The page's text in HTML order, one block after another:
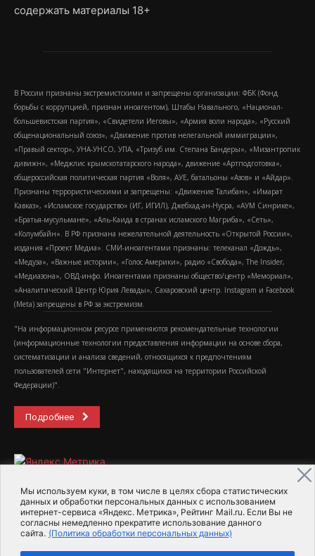
Мы используем куки, в том числе в целях сбора статистических
данных и обработки персональных данных с использованием
интернет-сервиса «Яндекс. Метрика», Рейтинг Mail.ru. Если Вы не
согласны немедленно прекратите использование данного
сайта. (Политика обработки персональных данных)
содержать материалы 18+
В России признаны экстремистскими и запрещены организации: ФБК (Фонд
борьбы с коррупцией, признан иноагентом), Штабы Навального, «Национал-
большевистская партия», «Свидетели Иеговы», «Армия воли народа», «Русский
общенациональный союз», «Движение против нелегальной иммиграции»,
«Правый сектор», УНА-УНСО, УПА, «Тризуб им. Степана Бандеры», «Мизантропик
дивижн», «Меджлис крымскотатарского народа», движение «Артподготовка»,
общероссийская политическая партия «Воля», АУЕ, батальоны «Азов» и «Айдар».
Признаны террористическими и запрещены: «Движение Талибан», «Имарат
Кавказ», «Исламское государство» (ИГ, ИГИЛ), Джебхад-ан-Нусра, «АУМ Синрике»,
«Братья-мусульмане», «Аль-Каида в странах исламского Магриба», «Сеть»,
«Колумбайн». В РФ признана нежелательной деятельность «Открытой России»,
издания «Проект Медиа». СМИ-иноагентами признаны: телеканал «Дождь»,
«Медуза», «Важные истории», «Голос Америки», радио «Свобода», The Insider,
«Медиазона», ОВД-инфо. Иноагентами признаны общество/центр «Мемориал»,
«Аналитический Центр Юрия Левады», Сахаровский центр. Instagram и Facebook
(Metа) запрещены в РФ за экстремизм.
"На информационном ресурсе применяются рекомендательные технологии
(информационные технологии предоставления информации на основе сбора,
систематизации и анализа сведений, относящихся к предпочтениям
пользователей сети "Интернет", находящихся на территории Российской
Федерации)".
Подробнее
2015-2026- Информационное агентство МедиаПоток
Для справки Об издании Пользовательское соглашение